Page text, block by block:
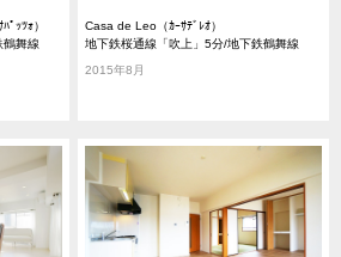
ｯﾂｫ）
鶴舞線
所」11分
Casa de Leo（ｶｰｻﾃﾞﾚｵ）
地下鉄桜通線「吹上」5分/地下鉄鶴舞線
「御器所」9分/地下鉄桜通線「御器所」9分
2015年8月